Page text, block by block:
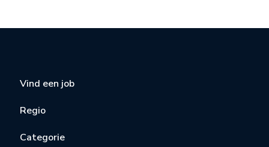
Vind een job
Regio
Categorie